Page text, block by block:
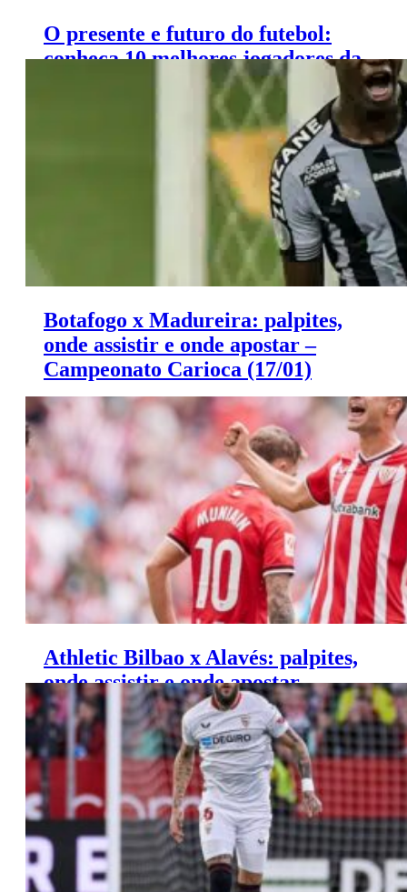
O presente e futuro do futebol:
conheça 10 melhores jogadores da
Botafogo x Madureira: palpites,
onde assistir e onde apostar –
Campeonato Carioca (17/01)
Saiba onde apostar e onde assistir ao jogo de hoje entre
Botafogo x Madureira.
Athletic Bilbao x Alavés: palpites,
onde assistir e onde apostar –
Copa do Rei (16/01)